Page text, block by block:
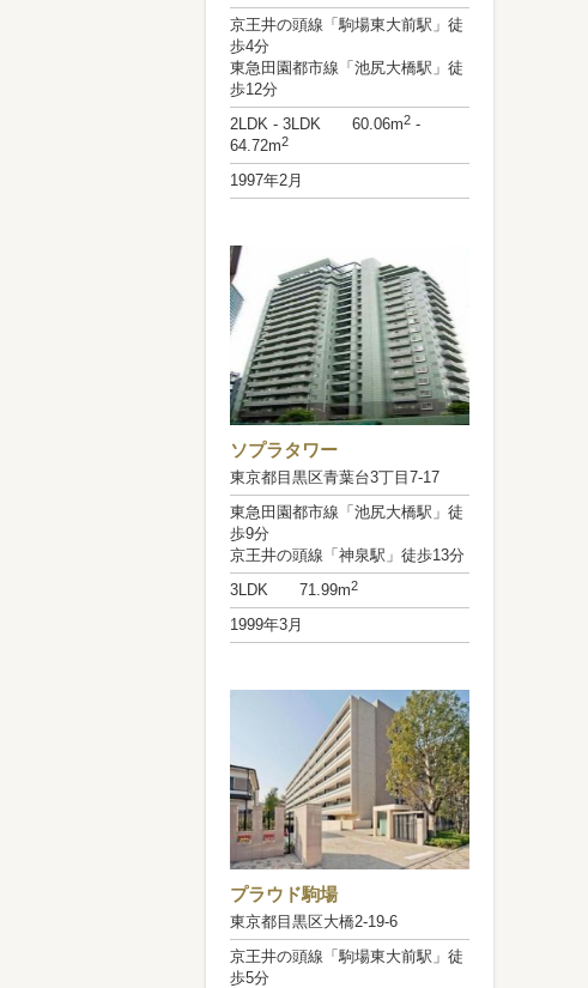
京王井の頭線「駒場東大前駅」徒
歩4分
東急田園都市線「池尻大橋駅」徒
歩12分
2LDK - 3LDK 60.06m2 -
64.72m2
1997年2月
ソプラタワー
東京都目黒区青葉台3丁目7-17
東急田園都市線「池尻大橋駅」徒
歩9分
京王井の頭線「神泉駅」徒歩13分
3LDK 71.99m2
1999年3月
プラウド駒場
東京都目黒区大橋2-19-6
京王井の頭線「駒場東大前駅」徒
歩5分